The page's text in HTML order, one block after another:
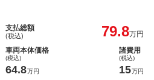
支払総額
(税込) 79.8万円
車両本体価格
(税込)
64.8万円
諸費用
(税込)
15万円